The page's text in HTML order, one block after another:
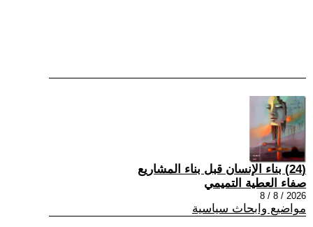
(24) بناء الإنسان قبل بناء المشاريع
صفاء العطية التميمي
2026 / 8 / 8
مواضيع وابحاث سياسية